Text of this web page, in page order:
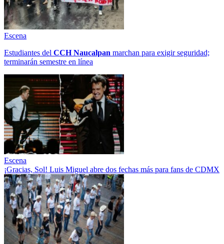
Escena
Estudiantes del CCH Naucalpan marchan para exigir seguridad;
terminarán semestre en línea
Escena
¡Gracias, Sol! Luis Miguel abre dos fechas más para fans de CDMX